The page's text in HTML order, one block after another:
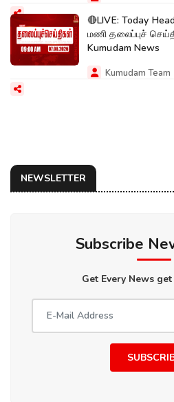
🔴LIVE: Today
மணி தலைப்புச்
Kumudam News
Kumudam Team
NEWSLETTER
Subscribe
Get Every News